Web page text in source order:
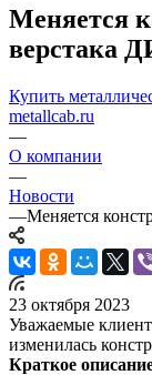
Меняется
верстака
Купить
metallcab.ru
—
О компании
—
Новости
—Меняется
23 октября 2023
Уважаемые
изменилась
Краткое